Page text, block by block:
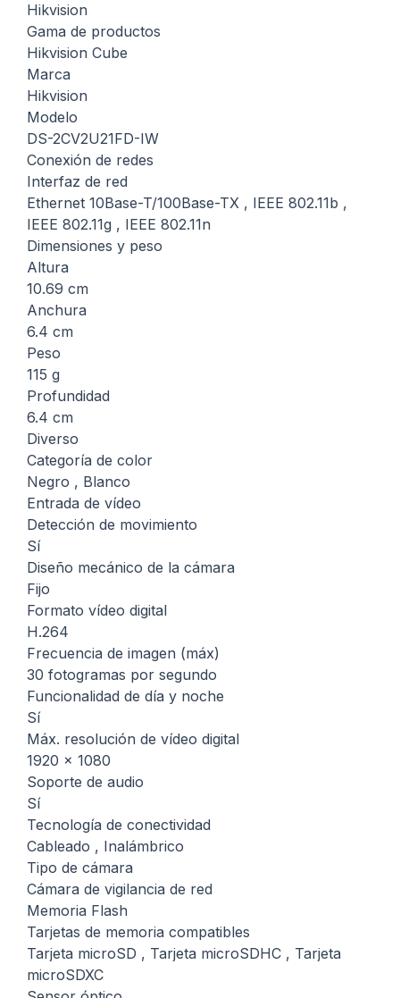
Hikvision
Gama de productos
Hikvision Cube
Marca
Hikvision
Modelo
DS-2CV2U21FD-IW
Conexión de redes
Interfaz de red
Ethernet 10Base-T/100Base-TX , IEEE 802.11b ,
IEEE 802.11g , IEEE 802.11n
Dimensiones y peso
Altura
10.69 cm
Anchura
6.4 cm
Peso
115 g
Profundidad
6.4 cm
Diverso
Categoría de color
Negro , Blanco
Entrada de vídeo
Detección de movimiento
Sí
Diseño mecánico de la cámara
Fijo
Formato vídeo digital
H.264
Frecuencia de imagen (máx)
30 fotogramas por segundo
Funcionalidad de día y noche
Sí
Máx. resolución de vídeo digital
1920 x 1080
Soporte de audio
Sí
Tecnología de conectividad
Cableado , Inalámbrico
Tipo de cámara
Cámara de vigilancia de red
Memoria Flash
Tarjetas de memoria compatibles
Tarjeta microSD , Tarjeta microSDHC , Tarjeta
microSDXC